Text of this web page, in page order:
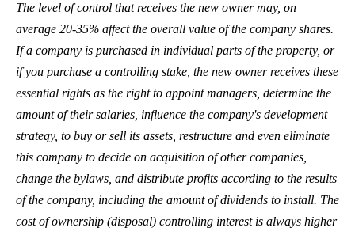
The level of control that receives the new owner may, on
average 20-35% affect the overall value of the company shares.
If a company is purchased in individual parts of the property, or
if you purchase a controlling stake, the new owner receives these
essential rights as the right to appoint managers, determine the
amount of their salaries, influence the company's development
strategy, to buy or sell its assets, restructure and even eliminate
this company to decide on acquisition of other companies,
change the bylaws, and distribute profits according to the results
of the company, including the amount of dividends to install. The
cost of ownership (disposal) controlling interest is always higher